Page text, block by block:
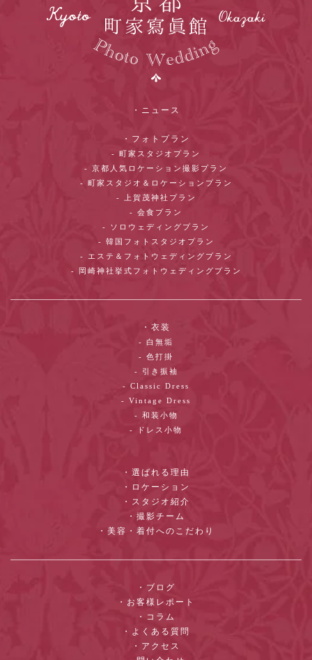
・ニュース
・フォトプラン
- 町家スタジオプラン
- 京都人気ロケーション撮影プラン
- 町家スタジオ＆ロケーションプラン
- 上賀茂神社プラン
- 会食プラン
- ソロウェディングプラン
- 韓国フォトスタジオプラン
- エステ＆フォトウェディングプラン
- 岡崎神社挙式フォトウェディングプラン
・衣装
- 白無垢
- 色打掛
- 引き振袖
- Classic Dress
- Vintage Dress
- 和装小物
- ドレス小物
・選ばれる理由
・ロケーション
・スタジオ紹介
・撮影チーム
・美容・着付へのこだわり
・ブログ
・お客様レポート
・コラム
・よくある質問
・アクセス